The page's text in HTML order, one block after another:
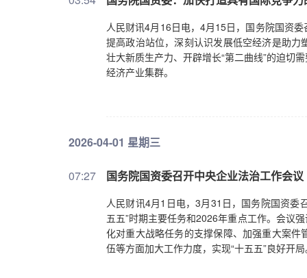
人民财讯4月16日电，4月15日，国务院国资
提高政治站位，深刻认识发展低空经济是助
壮大新质生产力、开辟增长“第二曲线”的迫切
经济产业集群。
2026-04-01 星期三
07:27 国务院国资委召开中央企业法治工作会议
人民财讯4月1日电，3月31日，国务院国资委
五五”时期主要任务和2026年重点工作。会议
化对重大战略任务的支撑保障、加强重大案
伍等方面加大工作力度，实现“十五五”良好开